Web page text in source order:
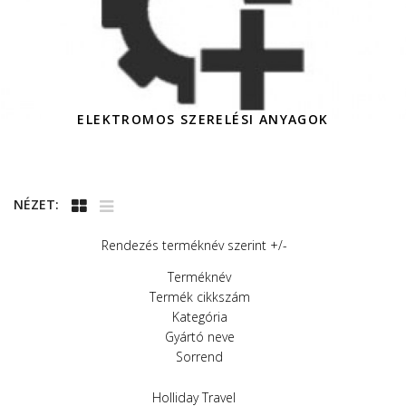
ELEKTROMOS SZERELÉSI ANYAGOK
NÉZET:
Rendezés terméknév szerint +/-
Terméknév
Termék cikkszám
Kategória
Gyártó neve
Sorrend
Holliday Travel